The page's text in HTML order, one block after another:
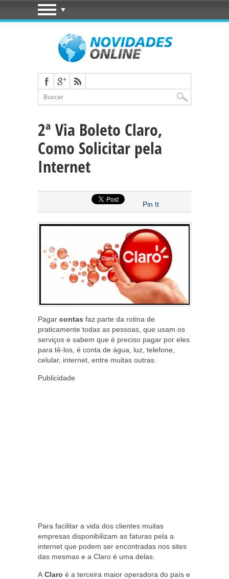
2ª Via Boleto Claro,
Como Solicitar pela
Internet
Pin It
Pagar contas faz parte da rotina de
praticamente todas as pessoas, que usam os
serviços e sabem que é preciso pagar por eles
para tê-los, é conta de água, luz, telefone,
celular, internet, entre muitas outras.
Publicidade
Para facilitar a vida dos clientes muitas
empresas disponibilizam as faturas pela a
internet que podem ser encontradas nos sites
das mesmas e a Claro é uma delas.
AClaro é a terceira maior operadora do país e